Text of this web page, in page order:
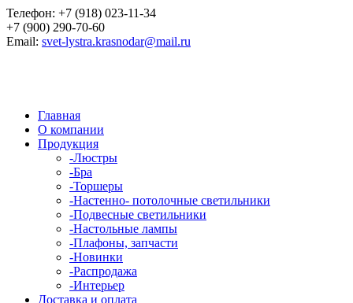
Телефон: +7 (918) 023-11-34
+7 (900) 290-70-60
Email: svet-lystra.krasnodar@mail.ru
Главная
О компании
Продукция
-Люстры
-Бра
-Торшеры
-Настенно- потолочные светильники
-Подвесные светильники
-Настольные лампы
-Плафоны, запчасти
-Новинки
-Распродажа
-Интерьер
Доставка и оплата